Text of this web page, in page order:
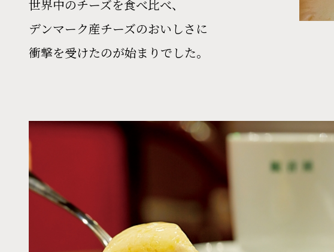
世界中のチーズを食べ比べ、
デンマーク産チーズのおいしさに
衝撃を受けたのが始まりでした。